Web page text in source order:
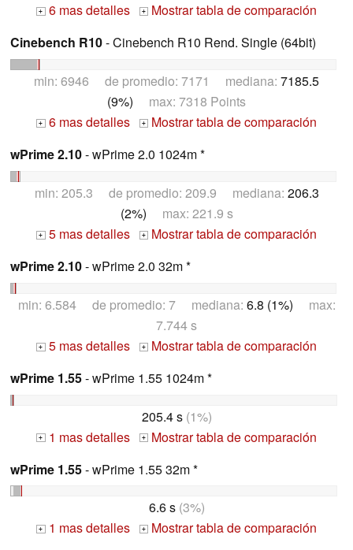
+ 6 mas detalles +
Mostrar tabla de comparación
Cinebench R10- Cinebench R10 Rend. Single (64bit)
min: 6946 de promedio: 7171 mediana: 7185.5
(9%) max: 7318 Points
+ 6 mas detalles +
Mostrar tabla de comparación
wPrime 2.10- wPrime 2.0 1024m *
min: 205.3 de promedio: 209.9 mediana: 206.3
(2%) max: 221.9 s
+ 5 mas detalles +
Mostrar tabla de comparación
wPrime 2.10- wPrime 2.0 32m *
min: 6.584 de promedio: 7 mediana: 6.8 (1%) max:
7.744 s
+ 5 mas detalles +
Mostrar tabla de comparación
wPrime 1.55- wPrime 1.55 1024m *
205.4 s(1%)
+ 1 mas detalles +
Mostrar tabla de comparación
wPrime 1.55- wPrime 1.55 32m *
6.6 s(3%)
+ 1 mas detalles +
Mostrar tabla de comparación